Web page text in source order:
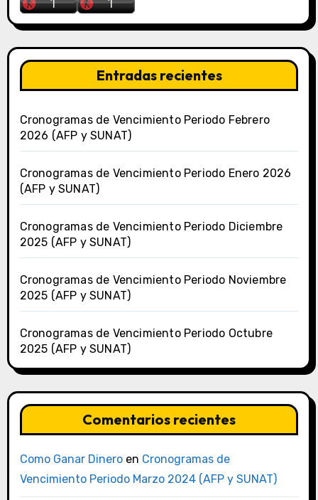
Entradas recientes
Cronogramas de Vencimiento Periodo Febrero
2026 (AFP y SUNAT)
Cronogramas de Vencimiento Periodo Enero 2026
(AFP y SUNAT)
Cronogramas de Vencimiento Periodo Diciembre
2025 (AFP y SUNAT)
Cronogramas de Vencimiento Periodo Noviembre
2025 (AFP y SUNAT)
Cronogramas de Vencimiento Periodo Octubre
2025 (AFP y SUNAT)
Comentarios recientes
Como Ganar Dineroen Cronogramas de
Vencimiento Periodo Marzo 2024 (AFP y SUNAT)